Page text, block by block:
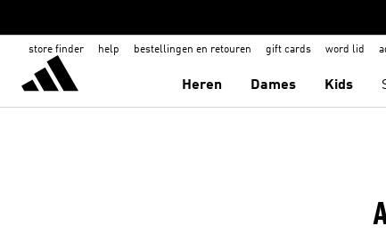
store finder help bestellingen en retouren gift cards word lid
Heren Dames Kids